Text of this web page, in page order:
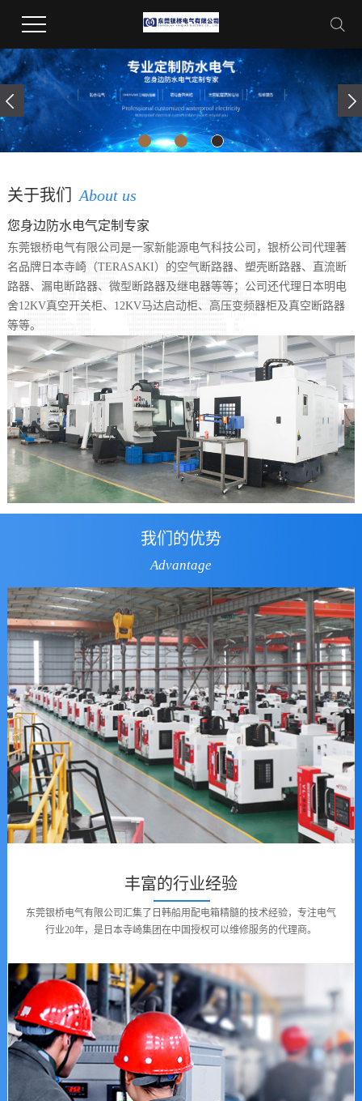
关于我们 About us
您身边防水电气定制专家
东莞银桥电气有限公司是一家新能源电气科技公司，银桥公司代理著
名品牌日本寺崎（TERASAKI）的空气断路器、塑壳断路器、直流断
路器、漏电断路器、微型断路器及继电器等等；公司还代理日本明电
舍12KV真空开关柜、12KV马达启动柜、高压变频器柜及真空断路器
等等。
我们的优势
Advantage
丰富的行业经验
东莞银桥电气有限公司汇集了日韩船用配电箱精髓的技术经验，专注电气
行业20年，是日本寺崎集团在中国授权可以维修服务的代理商。